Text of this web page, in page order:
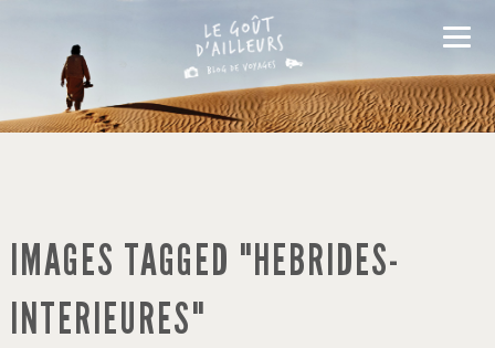
IMAGES TAGGED "HEBRIDES-
INTERIEURES"